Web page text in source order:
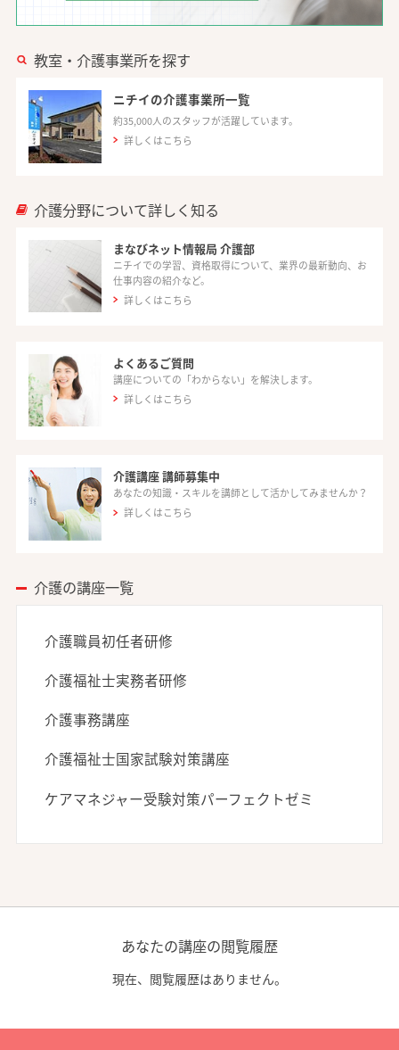
教室・介護事業所を探す
ニチイの介護事業所一覧
約35,000人のスタッフが活躍しています。
詳しくはこちら
介護分野について詳しく知る
まなびネット情報局 介護部
ニチイでの学習、資格取得について、業界の最新動向、お
仕事内容の紹介など。
詳しくはこちら
よくあるご質問
講座についての「わからない」を解決します。
詳しくはこちら
介護講座 講師募集中
あなたの知識・スキルを講師として活かしてみませんか？
詳しくはこちら
介護の講座一覧
介護職員初任者研修
介護福祉士実務者研修
介護事務講座
介護福祉士国家試験対策講座
ケアマネジャー受験対策パーフェクトゼミ
あなたの講座の閲覧履歴
現在、閲覧履歴はありません。